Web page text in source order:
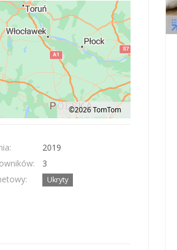
left 100 pixels: left arrow. Pan up 100 pixels: up
©2026 TomTom
2019
3
Ukryty